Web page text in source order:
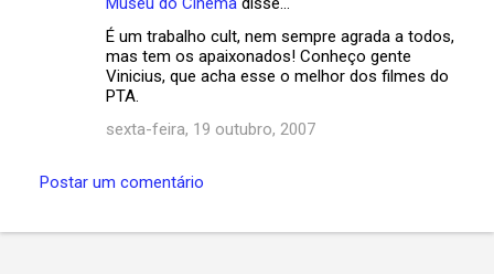
É um trabalho cult, nem sempre agrada a todos,
mas tem os apaixonados! Conheço gente
Vinicius, que acha esse o melhor dos filmes do
PTA.
sexta-feira, 19 outubro, 2007
Postar um comentário